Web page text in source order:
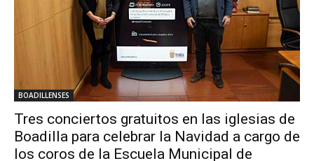
BOADILLENSES
Tres conciertos gratuitos en las iglesias de
Boadilla para celebrar la Navidad a cargo de
los coros de la Escuela Municipal de